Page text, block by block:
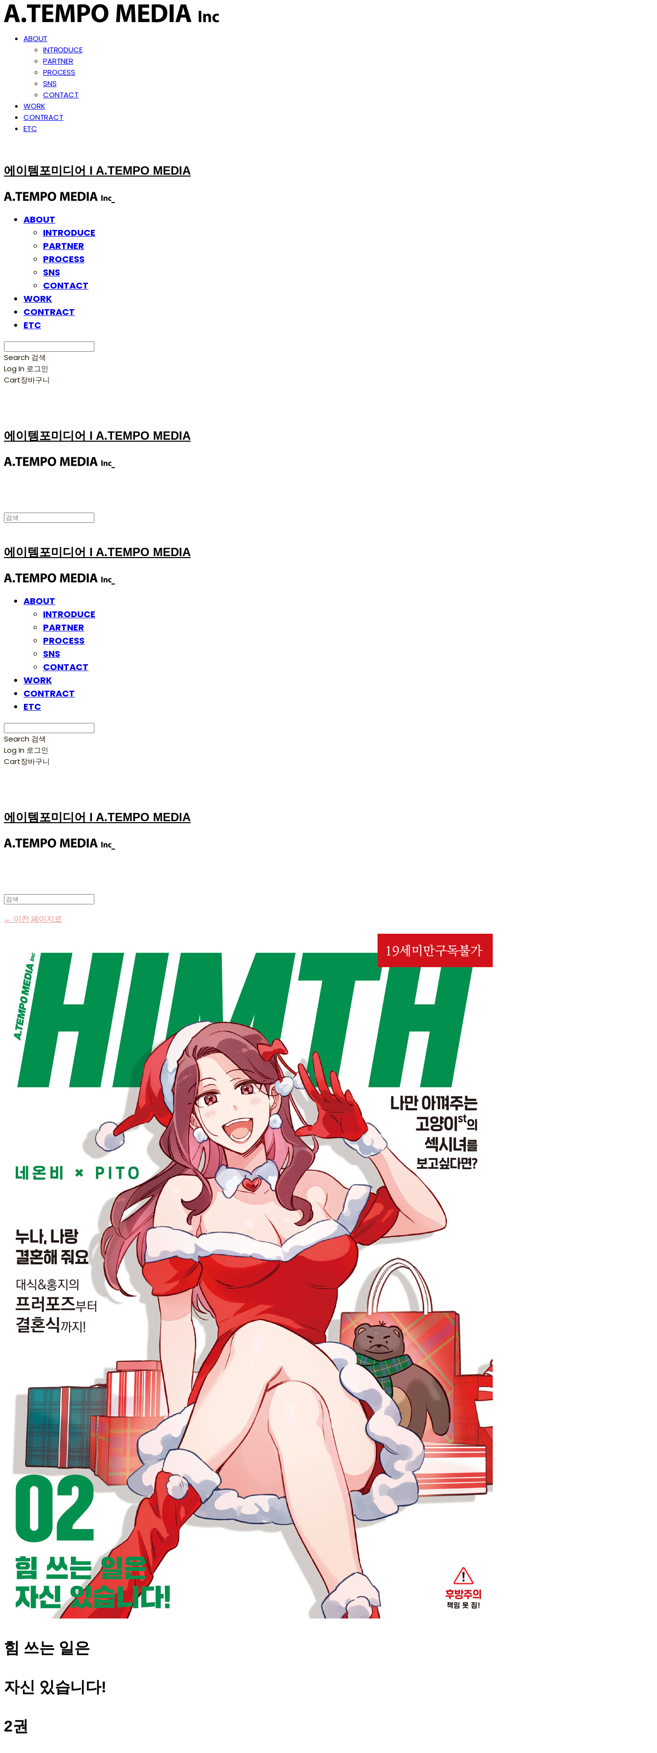
ABOUT
INTRODUCE
PARTNER
PROCESS
SNS
CONTACT
WORK
CONTRACT
ETC
에이템포미디어 I A.TEMPO MEDIA
ABOUT
INTRODUCE
PARTNER
PROCESS
SNS
CONTACT
WORK
CONTRACT
ETC
Search 검색
Log In 로그인
Cart장바구니
에이템포미디어 I A.TEMPO MEDIA
에이템포미디어 I A.TEMPO MEDIA
ABOUT
INTRODUCE
PARTNER
PROCESS
SNS
CONTACT
WORK
CONTRACT
ETC
Search 검색
Log In 로그인
Cart장바구니
에이템포미디어 I A.TEMPO MEDIA
← 이전 페이지로
힘 쓰는 일은
자신 있습니다!
2권